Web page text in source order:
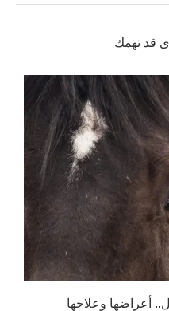
قد تهمك
أعراضها وعلاجها